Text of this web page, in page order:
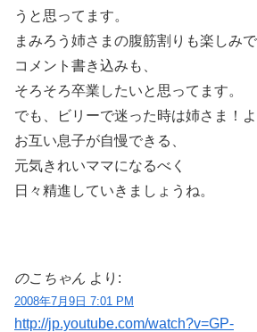
うと思ってます。
まみろう姉さまの腹筋割りも楽しみで
コメント書き込みも、
そろそろ卒業したいと思ってます。
でも、ビリーで迷った時は姉さま！よ
お互い息子が自慢できる、
元気きれいママになるべく
日々精進していきましょうね。
のこちゃん より:
2008年7月9日 7:01 PM
http://jp.youtube.com/watch?v=GP-